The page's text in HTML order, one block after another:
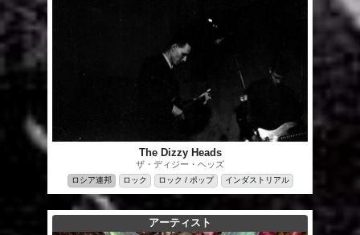
The Dizzy Heads
ザ・ディジー・ヘッズ
ロシア連邦 ロック ロック / ポップ インダストリアル
アーティスト